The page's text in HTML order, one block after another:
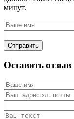
минут.
Отправить
Оставить отзыв